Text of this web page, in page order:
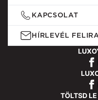
KAPCSOLAT
HÍRLEVÉL
TÖLTSD